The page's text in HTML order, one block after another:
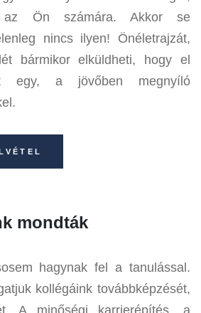
az Ön számára. Akkor se
nincs ilyen! Önéletrajzát,
bármikor elküldheti, hogy el
egy, a jövőben megnyíló
mondták
hagynak fel a tanulással.
kollégáink továbbképzését,
A minőségi karrierépítés, a